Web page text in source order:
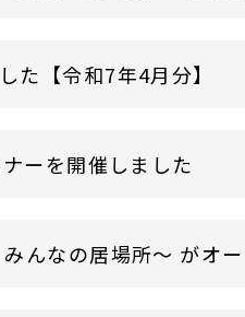
た【令和7年4月分】
ーを開催しました
んなの居場所～ がオー